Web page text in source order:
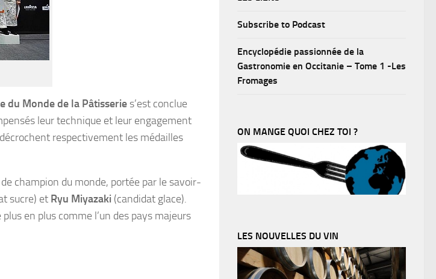
du Monde de la Pâtisserie s’est conclue
leur technique et leur engagement
respectivement les médailles
champion du monde, portée par le savoir-
sucre) et Ryu Miyazaki (candidat glace).
en plus comme l’un des pays majeurs
Subscribe to Podcast
Encyclopédie passionnée de la
Gastronomie en Occitanie – Tome 1 -Les
Fromages
ON MANGE QUOI CHEZ TOI ?
LES NOUVELLES DU VIN